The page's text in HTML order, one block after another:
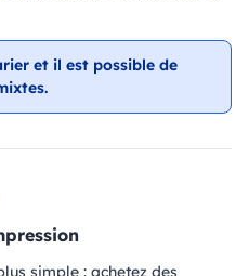
et il est possible de
simple : achetez des